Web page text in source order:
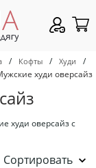
/ Кофты / Худи
/
худи оверсайз
худи оверсайз с
Сортировать